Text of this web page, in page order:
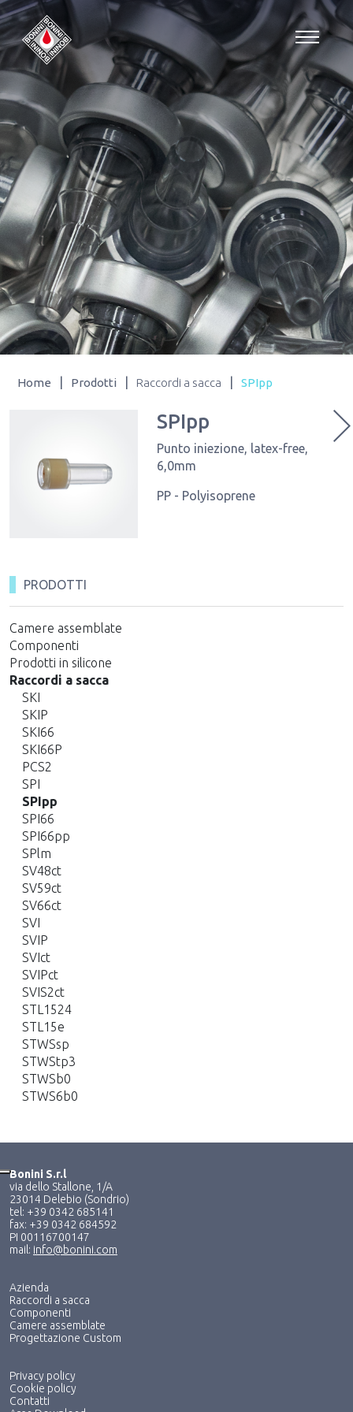
Home Prodotti Raccordi a sacca SPIpp
PRODOTTI
Camere assemblate
Componenti
Prodotti in silicone
Raccordi a sacca
SKI
SKIP
SKI66
SKI66P
PCS2
SPI
SPIpp
SPI66
SPI66pp
SPlm
SV48ct
SV59ct
SV66ct
SVI
SVIP
SVIct
SVIPct
SVIS2ct
STL1524
STL15e
STWSsp
STWStp3
STWSb0
STWS6b0
SPIpp
Punto iniezione, latex-free,
6,0mm
PP - Polyisoprene
Bonini S.r.l
via dello Stallone, 1/A
23014 Delebio (Sondrio)
tel: +39 0342 685141
fax: +39 0342 684592
PI 00116700147
mail: info@bonini.com
Azienda
Raccordi a sacca
Componenti
Camere assemblate
Progettazione Custom
Privacy policy
Cookie policy
Contatti